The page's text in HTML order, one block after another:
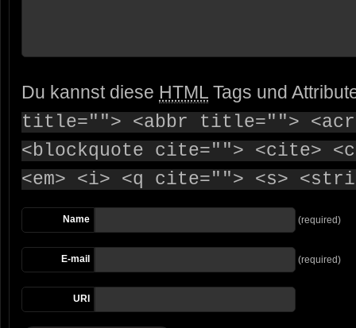
Du kannst diese HTML Tags und
title=""> <abbr title="">
<blockquote cite=""> <cite>
<em> <i> <q cite=""> <s>
Name (required)
E-mail (required)
URI